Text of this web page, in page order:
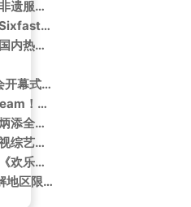
惠安女簪花惊艳元宇宙！解密非遗服饰背后的海洋文化密码与实用智慧
突破地域限制畅享魔镜物语：Sixfast助您一臂之力
海外华人必看！三步教你解锁国内热门纪录片，江映蓉都在追的《布达拉宫》轻松看
海外华人也能看！2025全运会开幕式烟花完整观看指南
开放世界动作游戏鸣潮登陆Steam！开启一段非凡的冒险之旅
海外华人如何突破限制观看苏炳添全运会？这3个方法太实用了！
海外华人如何轻松解除大陆影视综艺地区限制，畅享高清内容
海外华人追剧指南：轻松解锁《欢乐家长群2》等国内热播剧
海外追剧党必看！3招教你破解地区限制，轻松观看《欢乐家长群2》等热门国产剧